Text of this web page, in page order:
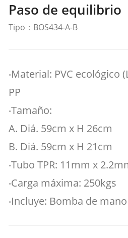
Paso de equilibrio
Tipo：BOS434-A-B
‧Material: PVC ecológico
PP
‧Tamaño:
A. Diá. 59cm x H 26cm
B. Diá. 59cm x H 21cm
‧Tubo TPR: 11mm x
‧Carga máxima: 250kgs
‧Incluye: Bomba de